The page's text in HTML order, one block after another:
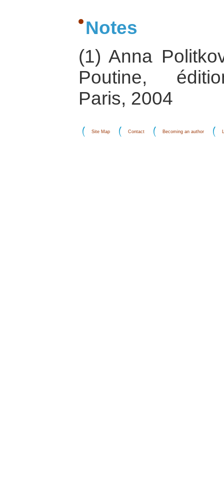
Notes
(1) Anna
Poutine,
Paris, 2004
Site Map Contact Becoming an author